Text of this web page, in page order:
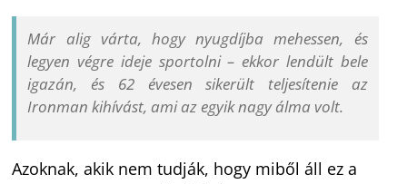
Már alig várta, hogy nyugdíjba mehessen, és
legyen végre ideje sportolni – ekkor lendült bele
igazán, és 62 évesen sikerült teljesítenie az
Ironman kihívást, ami az egyik nagy álma volt.
Azoknak, akik nem tudják, hogy miből áll ez a